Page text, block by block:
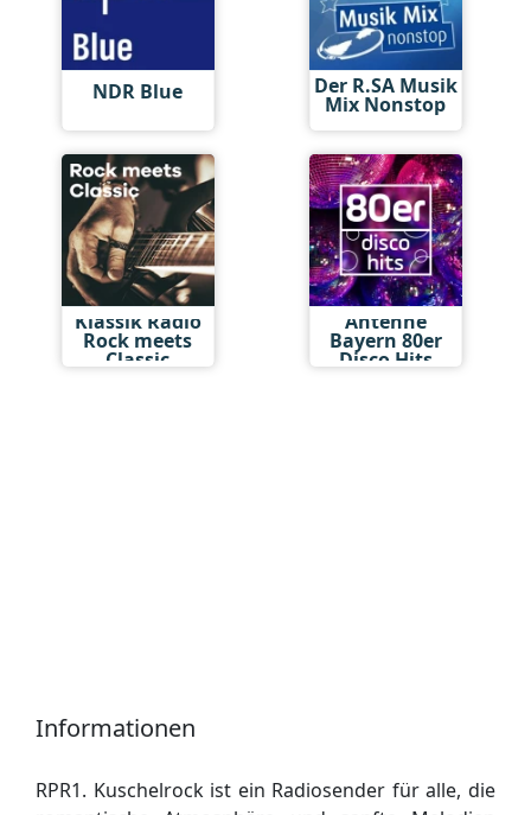
NDR Blue Der R.SA Musik
Mix Nonstop
Klassik Radio
Rock meets
Classic
Antenne
Bayern 80er
Disco Hits
Informationen
RPR1. Kuschelrock ist ein Radiosender für alle, die